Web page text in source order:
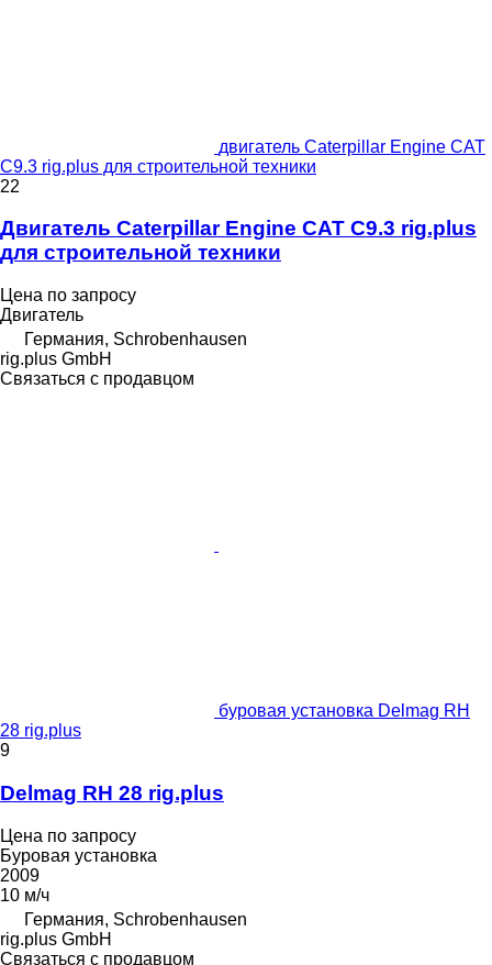
двигатель Caterpillar Engine CAT
C9.3 rig.plus для строительной техники
22
Двигатель Caterpillar Engine CAT C9.3 rig.plus
для строительной техники
Цена по запросу
Двигатель
Германия, Schrobenhausen
rig.plus GmbH
Связаться с продавцом
буровая установка Delmag RH
28 rig.plus
9
Delmag RH 28 rig.plus
Цена по запросу
Буровая установка
2009
10 м/ч
Германия, Schrobenhausen
rig.plus GmbH
Связаться с продавцом